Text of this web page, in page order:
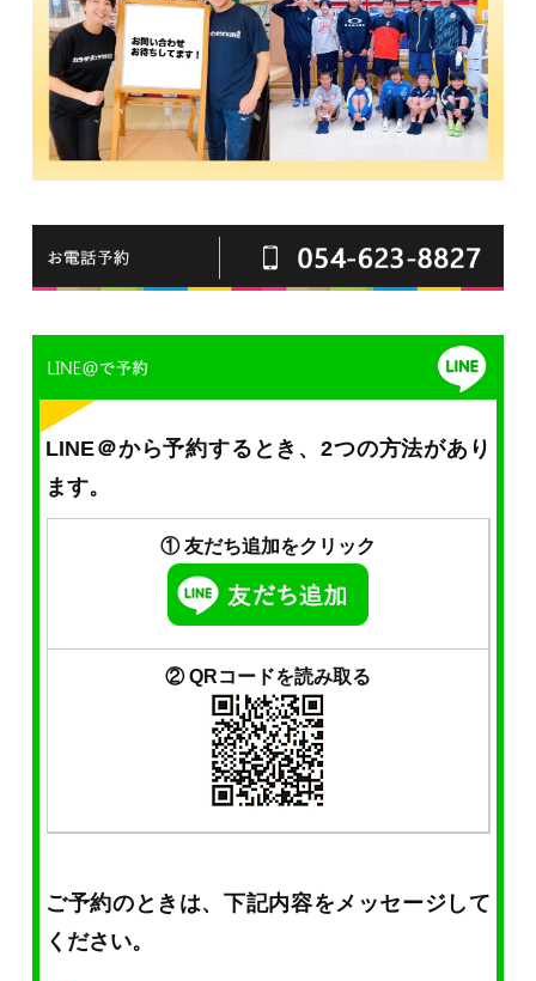
LINE＠から予約するとき、2つの方法があり
ます。
① 友だち追加をクリック
② QRコードを読み取る
ご予約のときは、下記内容をメッセージして
ください。